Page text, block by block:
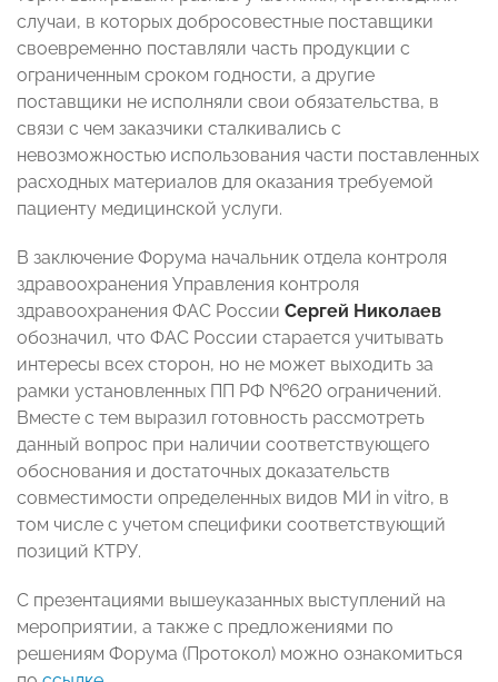
случаи, в которых добросовестные поставщики
своевременно поставляли часть продукции с
ограниченным сроком годности, а другие
поставщики не исполняли свои обязательства, в
связи с чем заказчики сталкивались с
невозможностью использования части поставленных
расходных материалов для оказания требуемой
пациенту медицинской услуги.
В заключение Форума начальник отдела контроля
здравоохранения Управления контроля
здравоохранения ФАС России Сергей Николаев
обозначил, что ФАС России старается учитывать
интересы всех сторон, но не может выходить за
рамки установленных ПП РФ №620 ограничений.
Вместе с тем выразил готовность рассмотреть
данный вопрос при наличии соответствующего
обоснования и достаточных доказательств
совместимости определенных видов МИ in vitro, в
том числе с учетом специфики соответствующий
позиций КТРУ.
С презентациями вышеуказанных выступлений на
мероприятии, а также с предложениями по
решениям Форума (Протокол) можно ознакомиться